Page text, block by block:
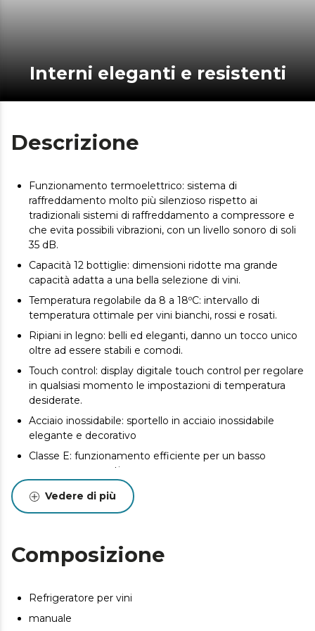
Interni eleganti e resistenti
Descrizione
Funzionamento termoelettrico: sistema di
raffreddamento molto più silenzioso rispetto ai
tradizionali sistemi di raffreddamento a compressore e
che evita possibili vibrazioni, con un livello sonoro di soli
35 dB.
Capacità 12 bottiglie: dimensioni ridotte ma grande
capacità adatta a una bella selezione di vini.
Temperatura regolabile da 8 a 18ºC: intervallo di
temperatura ottimale per vini bianchi, rossi e rosati.
Ripiani in legno: belli ed eleganti, danno un tocco unico
oltre ad essere stabili e comodi.
Touch control: display digitale touch control per regolare
in qualsiasi momento le impostazioni di temperatura
desiderate.
Acciaio inossidabile: sportello in acciaio inossidabile
elegante e decorativo
Classe E: funzionamento efficiente per un basso
consumo energetico.
Luce a LED: illuminazione interna a risparmio
energetico ogni volta che si apre lo sportello della
Vedere di più
Composizione
Refrigeratore per vini
manuale